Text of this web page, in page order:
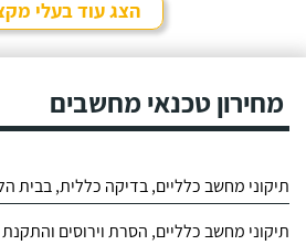
חייג עכשיו
המעבדה הירושלמית המרכזית למחשבים
לפרטי העסק
זמין,
שלי,
הצג עוד בעלי
מחירון טכנאי מחשבים
תיקוני מחשב כלליים, בדיקה כללית, בבית
תיקוני מחשב כלליים, הסרת וירוסים והתקנת